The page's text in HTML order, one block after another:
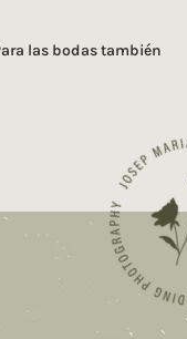
las bodas también